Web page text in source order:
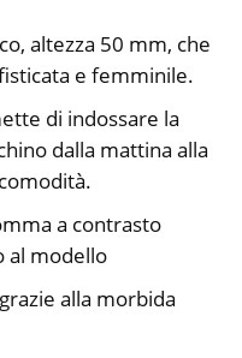
altezza 50 mm, che
e femminile.
di indossare la
dalla mattina alla
a contrasto
al modello
alla morbida